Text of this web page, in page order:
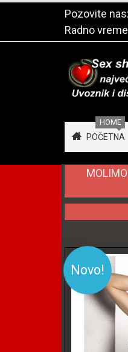
Pozovite nas:
Radno
POČETNA
HOME
Novo!